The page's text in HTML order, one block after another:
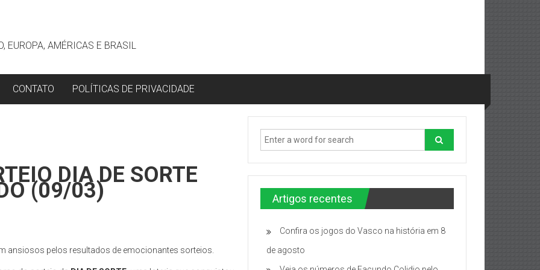
EUROPA, AMÉRICAS E BRASIL
CONTATO POLÍTICAS DE PRIVACIDADE
DIA DE SORTE
(09/03)
ansiosos pelos resultados de emocionantes sorteios.
Artigos recentes
Confira os jogos do Vasco na história em 8
de agosto